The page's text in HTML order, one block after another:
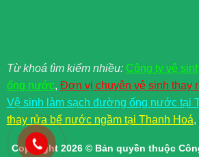
Từ khoá tìm kiểm nhiều: Công ty vệ
ống nước, Đơn vị chuyên vệ sinh thay
Vệ sinh làm sạch đường ống nước tại
thay rửa bể nước ngầm tại Thanh Hoá,
Copyright 2026 © Bản quyền thuộc